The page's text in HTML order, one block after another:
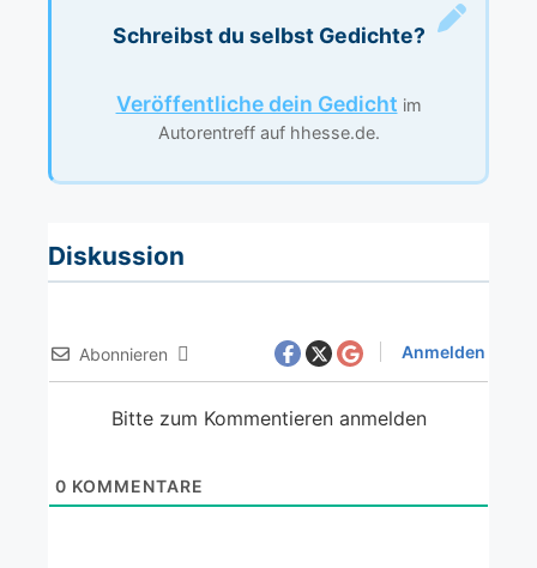
Schreibst du selbst Gedichte?
Veröffentliche dein Gedicht im
Autorentreff auf hhesse.de.
Diskussion
Abonnieren Anmelden
Bitte zum Kommentieren anmelden
0 KOMMENTARE